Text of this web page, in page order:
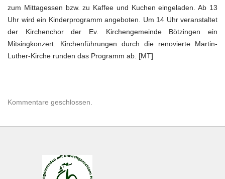
zum Mittagessen bzw. zu Kaffee und Kuchen einge­laden. Ab 13
Uhr wird ein Kinderprogramm angeboten. Um 14 Uhr veranstaltet
der Kirchenchor der Ev. Kirchengemeinde Bötzingen ein
Mitsingkonzert. Kirchenführungen durch die renovierte Martin-
Luther-Kirche runden das Programm ab. [MT]
Kommentare geschlossen.